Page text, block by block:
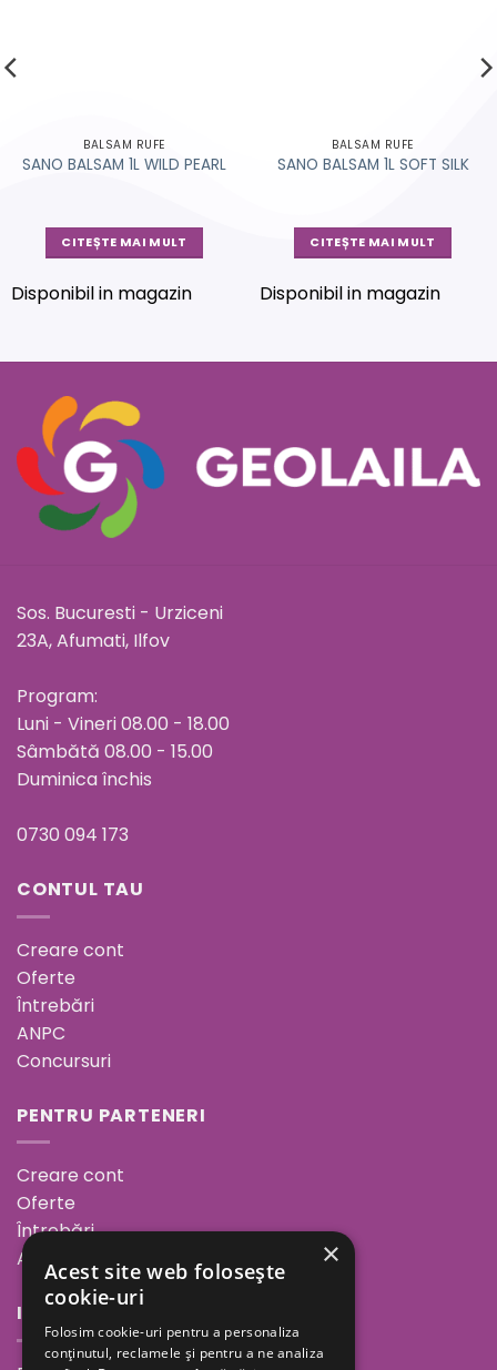
BALSAM RUFE
SANO BALSAM 1L WILD PEARL
CITEȘTE MAI MULT
Disponibil in magazin
BALSAM RUFE
SANO BALSAM 1L SOFT SILK
CITEȘTE MAI MULT
Disponibil in magazin
Sos. Bucuresti - Urziceni
23A, Afumati, Ilfov
Program:
Luni - Vineri 08.00 - 18.00
Sâmbătă 08.00 - 15.00
Duminica închis
0730 094 173
CONTUL TAU
Creare cont
Oferte
Întrebări
ANPC
Concursuri
PENTRU PARTENERI
Creare cont
Oferte
Întrebări
ANPC
INFORMAȚII
×
Acest site web folosește
cookie-uri
Folosim cookie-uri pentru a personaliza
conținutul, reclamele și pentru a ne analiza